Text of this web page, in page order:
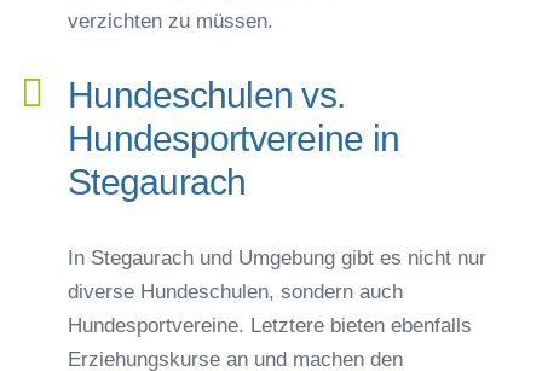
verzichten zu müssen.
Hundeschulen vs.
Hundesportvereine in
Stegaurach
In Stegaurach und Umgebung gibt es nicht nur
diverse Hundeschulen, sondern auch
Hundesportvereine. Letztere bieten ebenfalls
Erziehungskurse an und machen den